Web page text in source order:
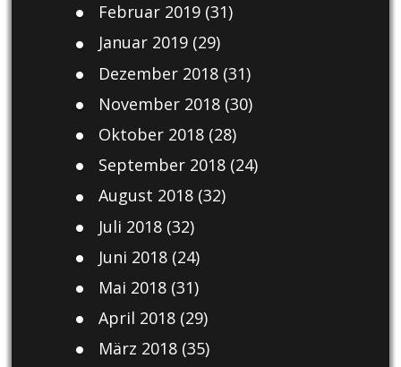
Februar 2019(31)
Januar 2019(29)
Dezember 2018(31)
November 2018(30)
Oktober 2018(28)
September 2018(24)
August 2018(32)
Juli 2018(32)
Juni 2018(24)
Mai 2018(31)
April 2018(29)
März 2018(35)